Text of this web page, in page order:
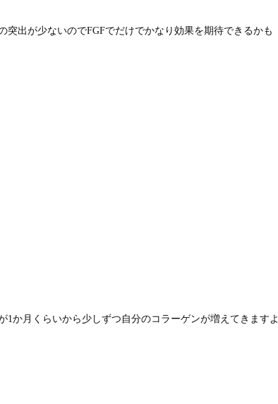
突出が少ないのでFGFでだけでかなり効果を期待できるかも
1か月くらいから少しずつ自分のコラーゲンが増えてきますよ